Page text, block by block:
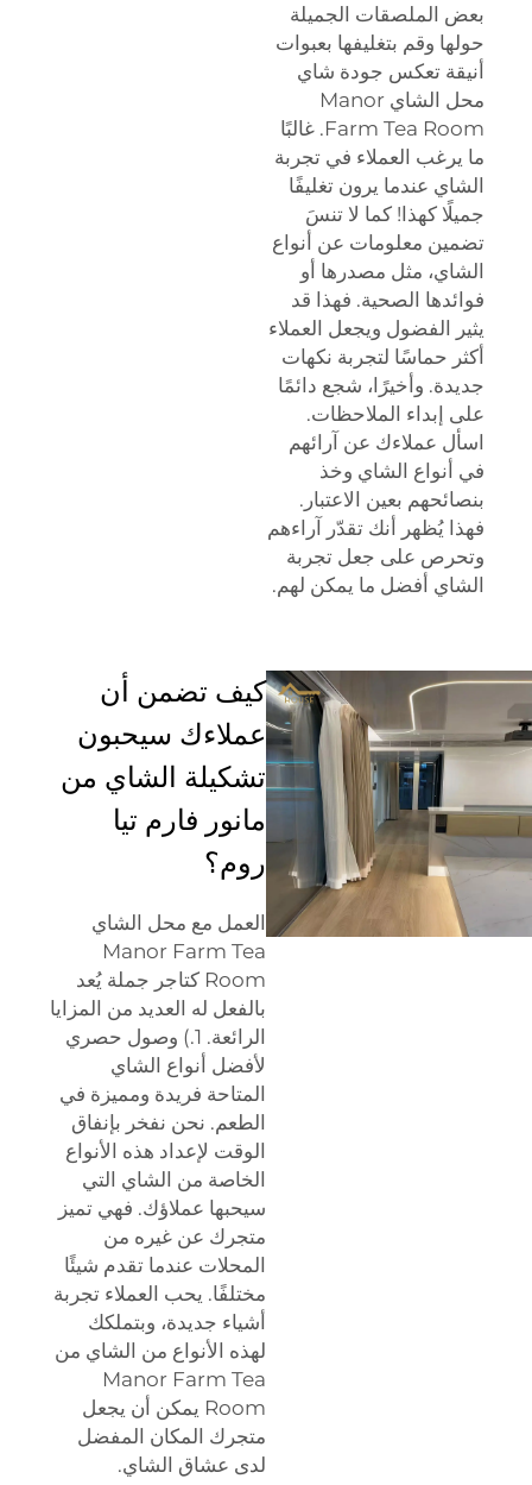
بعض الملصقات الجميلة
حولها وقم بتغليفها بعبوات
أنيقة تعكس جودة شاي
محل الشاي Manor
Farm Tea Room. غالبًا
ما يرغب العملاء في تجربة
الشاي عندما يرون تغليفًا
جميلًا كهذا! كما لا تنسَ
تضمين معلومات عن أنواع
الشاي، مثل مصدرها أو
فوائدها الصحية. فهذا قد
يثير الفضول ويجعل العملاء
أكثر حماسًا لتجربة نكهات
جديدة. وأخيرًا، شجع دائمًا
على إبداء الملاحظات.
اسأل عملاءك عن آرائهم
في أنواع الشاي وخذ
بنصائحهم بعين الاعتبار.
فهذا يُظهر أنك تقدّر آراءهم
وتحرص على جعل تجربة
الشاي أفضل ما يمكن لهم.
كيف تضمن أن
عملاءك سيحبون
تشكيلة الشاي من
مانور فارم تيا
روم؟
العمل مع محل الشاي
Manor Farm Tea
Room كتاجر جملة يُعد
بالفعل له العديد من المزايا
الرائعة. 1.) وصول حصري
لأفضل أنواع الشاي
المتاحة فريدة ومميزة في
الطعم. نحن نفخر بإنفاق
الوقت لإعداد هذه الأنواع
الخاصة من الشاي التي
سيحبها عملاؤك. فهي تميز
متجرك عن غيره من
المحلات عندما تقدم شيئًا
مختلفًا. يحب العملاء تجربة
أشياء جديدة، وبتملكك
لهذه الأنواع من الشاي من
Manor Farm Tea
Room يمكن أن يجعل
متجرك المكان المفضل
لدى عشاق الشاي.